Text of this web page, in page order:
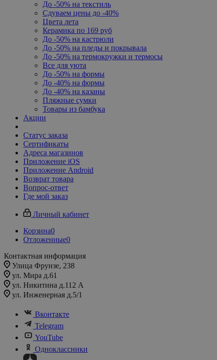
До -50% на текстиль
Сдуваем цены до -40%
Цвета лета
Керамика по 169 руб
До -50% на кастрюли
До -50% на пледы и покрывала
До -50% на термокружки и термосы
Все для уюта
До -50% на формы
До -40% на формы
До -40% на казаны
Пляжные сумки
Товары из бамбука
Акции
Статус заказа
Сертификаты
Адреса магазинов
Приложение iOS
Приложение Android
Возврат товара
Вопрос-ответ
Где мой заказ
Личный кабинет
Корзина0
Отложенные0
Контактная информация
Улица Фрунзе, 238​
ул. Мира д.61
ул. Никитина д.112 А
ул. Инженерная д.5/1
Вконтакте
Telegram
YouTube
Одноклассники